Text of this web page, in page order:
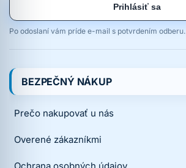
Prihlásiť sa
Po odoslaní vám príde e-mail s potvrdením odberu.
BEZPEČNÝ NÁKUP
Prečo nakupovať u nás
Overené zákazníkmi